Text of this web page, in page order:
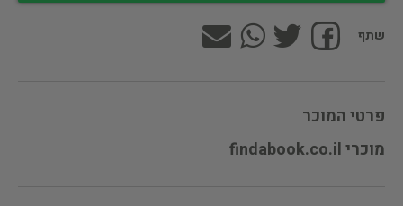
שתף
פרטי המוכר
מוכרי findabook.co.il